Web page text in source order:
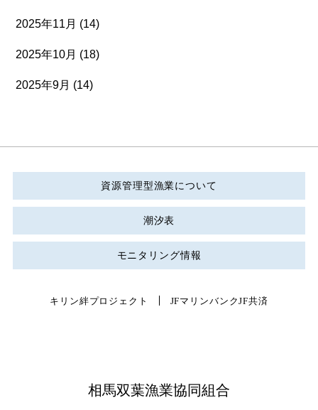
2025年11月 (14)
2025年10月 (18)
2025年9月 (14)
資源管理型漁業について
潮汐表
モニタリング情報
キリン絆プロジェクト JFマリンバンクJF共済
相馬双葉漁業協同組合